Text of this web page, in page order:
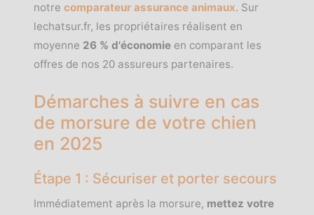
notre comparateur assurance animaux. Sur
lechatsur.fr, les propriétaires réalisent en
moyenne 26 % d'économie en comparant les
offres de nos 20 assureurs partenaires.
Démarches à suivre en cas
de morsure de votre chien
en 2025
Étape 1 : Sécuriser et porter secours
Immédiatement après la morsure, mettez votre